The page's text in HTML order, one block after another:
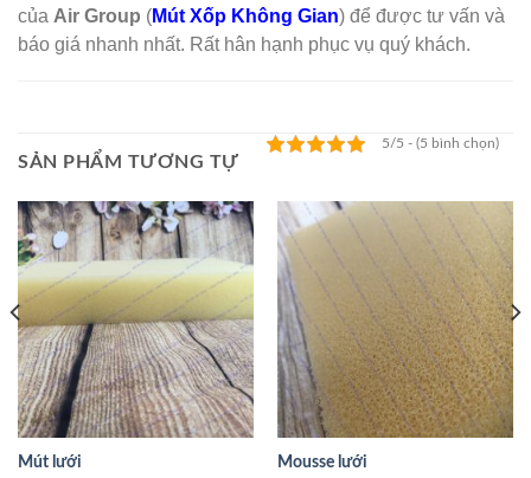
của Air Group ( Mút Xốp Không Gian) để được tư vấn và
báo giá nhanh nhất. Rất hân hạnh phục vụ quý khách.
5/5 - (5 bình chọn)
SẢN PHẨM TƯƠNG TỰ
Mút lưới Mousse lưới